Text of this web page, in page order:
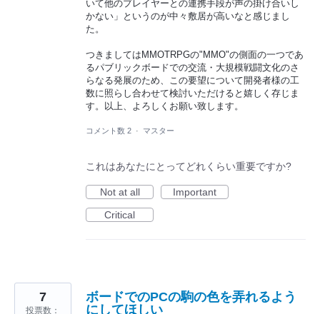
いて他のプレイヤーとの連携手段が声の掛け合いし
かない」というのが中々敷居が高いなと感じまし
た。
つきましてはMMOTRPGの"MMO"の側面の一つであ
るパブリックボードでの交流・大規模戦闘文化のさ
らなる発展のため、この要望について開発者様の工
数に照らし合わせて検討いただけると嬉しく存じま
す。以上、よろしくお願い致します。
コメント数 2 · マスター
これはあなたにとってどれくらい重要ですか?
Not at all
Important
Critical
ボードでのPCの駒の色を弄れるよう
にしてほしい
7
投票数：